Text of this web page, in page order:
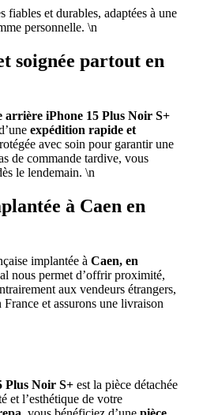
fiables et durables, adaptées à une
personnelle. \n
soignée partout en
arrière iPhone 15 Plus Noir S+
expédition rapide et
avec soin pour garantir une
de commande tardive, vous
le lendemain. \n
à Caen en
implantée à Caen, en
nous permet d’offrir proximité,
aux vendeurs étrangers,
et assurons une livraison
Plus Noir S+ est la pièce détachée
et l’esthétique de votre